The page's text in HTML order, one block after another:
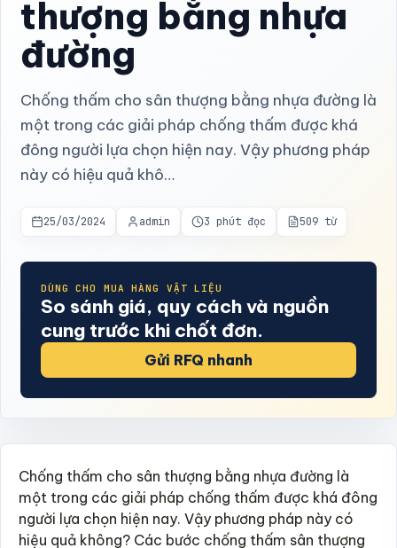
thượng bằng nhựa
đường
Chống thấm cho sân thượng bằng nhựa đường là
một trong các giải pháp chống thấm được khá
đông người lựa chọn hiện nay. Vậy phương pháp
này có hiệu quả khô…
25/03/2024 admin 3 phút đọc 509 từ
DÙNG CHO MUA HÀNG VẬT LIỆU
So sánh giá, quy cách và nguồn
cung trước khi chốt đơn.
Gửi RFQ nhanh
Chống thấm cho sân thượng bằng nhựa đường là
một trong các giải pháp chống thấm được khá đông
người lựa chọn hiện nay. Vậy phương pháp này có
hiệu quả không? Các bước chống thấm sân thượng